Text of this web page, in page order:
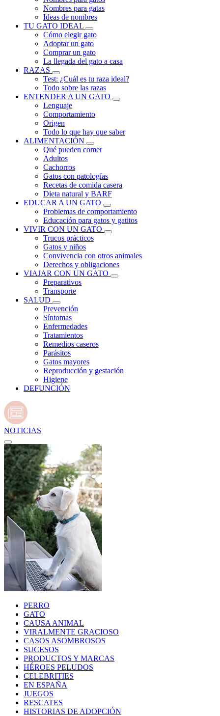
Nombres para gatas
Ideas de nombres
TU GATO IDEAL
Cómo elegir gato
Adoptar un gato
Comprar un gato
La llegada del gato a casa
RAZAS
Test: ¿Cuál es tu raza ideal?
Todo sobre las razas
ENTENDER A UN GATO
Lenguaje
Comportamiento
Origen
Todo lo que hay que saber
ALIMENTACIÓN
Qué pueden comer
Adultos
Cachorros
Gatos con patologías
Recetas de comida casera
Dieta natural y BARF
EDUCAR A UN GATO
Problemas de comportamiento
Educación para gatos y gatitos
VIVIR CON UN GATO
Trucos prácticos
Gatos y niños
Convivencia con otros animales
Derechos y obligaciones
VIAJAR CON UN GATO
Preparativos
Transporte
SALUD
Prevención
Síntomas
Enfermedades
Tratamientos
Remedios caseros
Parásitos
Gatos mayores
Reproducción y gestación
Higiene
DEFUNCIÓN
NOTICIAS
PERRO
GATO
CAUSA ANIMAL
VIRALMENTE GRACIOSO
CASOS ASOMBROSOS
SUCESOS
PRODUCTOS Y MARCAS
HÉROES PELUDOS
CELEBRITIES
EN ESPAÑA
JUEGOS
RESCATES
HISTORIAS DE ADOPCIÓN